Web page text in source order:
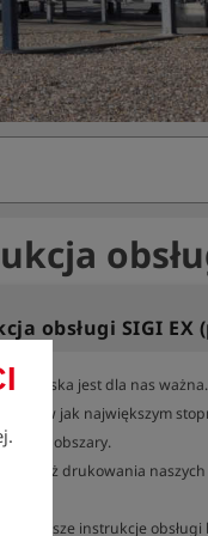
obsługi SIGI EX
jest dla nas ważna.
w jak największym
różne obszary.
również drukowania
nasze instrukcje obsługi